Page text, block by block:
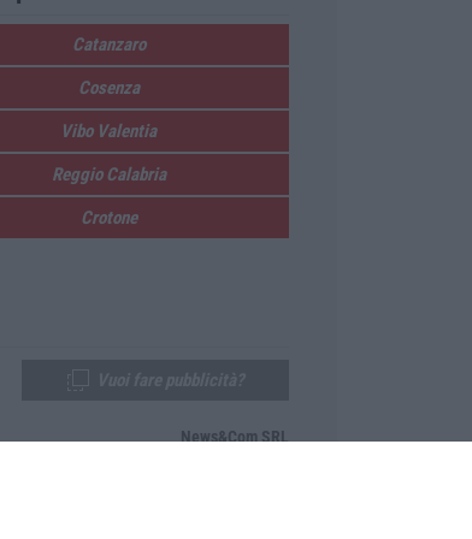
Catanzaro
Cosenza
Vibo Valentia
Reggio Calabria
Crotone
News&Com SRL